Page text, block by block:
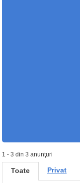
1 - 3 din 3 anunţuri
Toate Privat